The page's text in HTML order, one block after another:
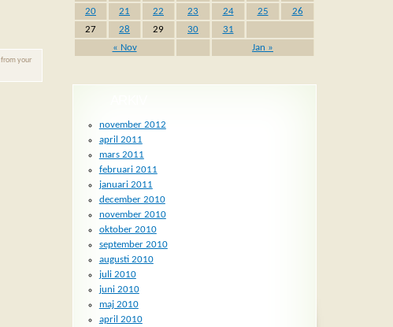
from your
« Nov Jan »
20
21 22 23 24 25
26
27
28 29 30 31
november 2012
april 2011
mars 2011
februari 2011
januari 2011
december 2010
november 2010
oktober 2010
september 2010
augusti 2010
juli 2010
juni 2010
maj 2010
april 2010